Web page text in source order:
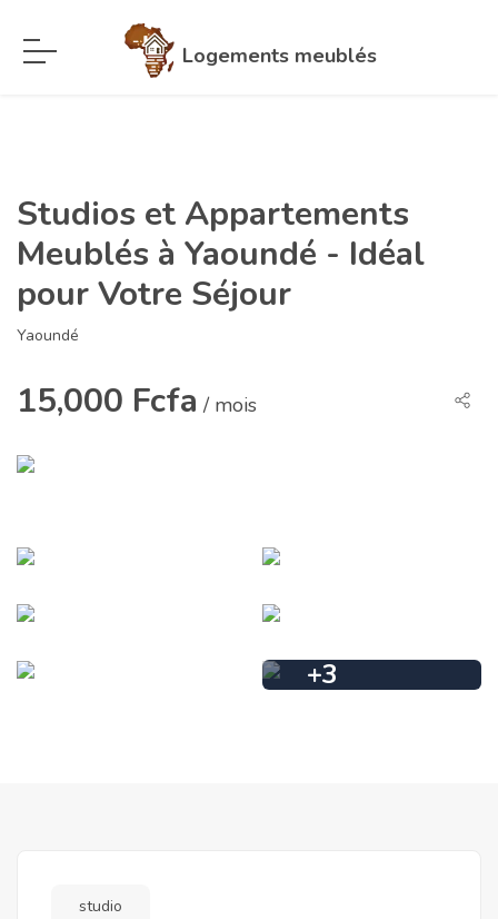
Logements meublés
Studios et Appartements
Meublés à Yaoundé - Idéal
pour Votre Séjour
Yaoundé
15,000 Fcfa / mois
+3
studio